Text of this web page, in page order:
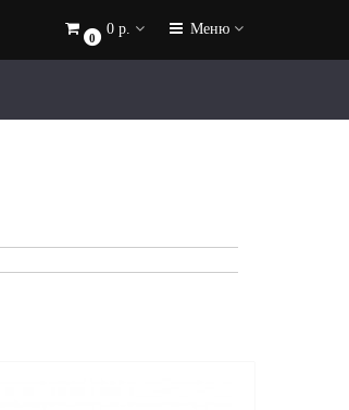
0
0 р. Меню